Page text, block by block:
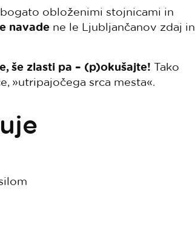
bogato obloženimi stojnicami in
navade ne le Ljubljančanov zdaj in
še zlasti pa – (p)okušajte! Tako
»utripajočega srca mesta«.